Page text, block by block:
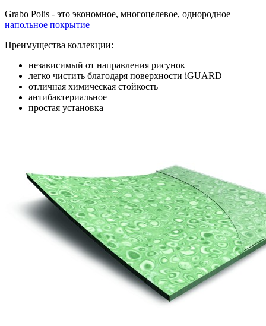
Grabo Polis - это экономное, многоцелевое, однородное
напольное покрытие
Преимущества коллекции:
независимый от направления рисунок
легко чистить благодаря поверхности iGUARD
отличная химическая стойкость
антибактериальное
простая установка